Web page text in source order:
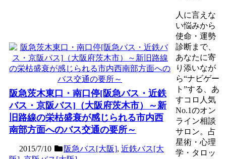
阪急茨木東口・南口停[阪急バス・近鉄
バス・京阪バス]（大阪府茨木市）～新
旧路線の栄枯盛衰が感じられる市内西
南部方面へのバス交通の要所～
2015/7/10 阪急バス[大阪], 近鉄バス[大
人に言えな
い悩みから
使命・運勢
診断まで、
あなたに寄
り添いなが
ら“ナビゲー
ト”する、あ
すコロ人気
No.1のオン
ライン相談
サロン。占
星術・心理
学・タロッ